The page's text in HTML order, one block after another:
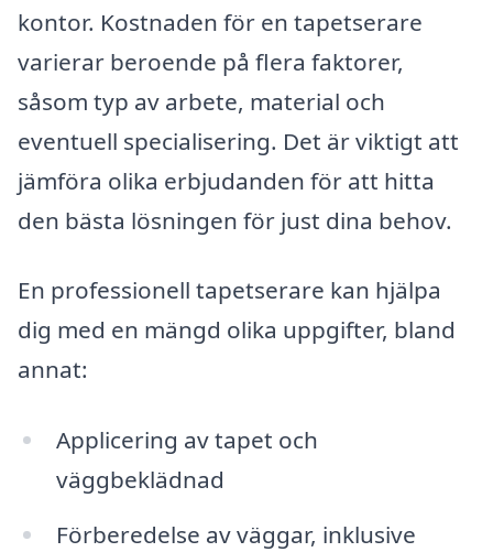
kontor. Kostnaden för en tapetserare
varierar beroende på flera faktorer,
såsom typ av arbete, material och
eventuell specialisering. Det är viktigt att
jämföra olika erbjudanden för att hitta
den bästa lösningen för just dina behov.
En professionell tapetserare kan hjälpa
dig med en mängd olika uppgifter, bland
annat:
Applicering av tapet och
väggbeklädnad
Förberedelse av väggar, inklusive